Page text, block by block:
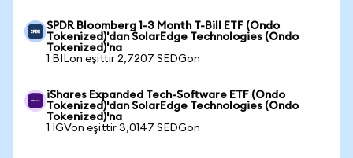
SPDR Bloomberg 1-3 Month T-Bill ETF (Ondo
Tokenized)'dan SolarEdge Technologies (Ondo
Tokenized)'na
1 BILon eşittir 2,7207 SEDGon
iShares Expanded Tech-Software ETF (Ondo
Tokenized)'dan SolarEdge Technologies (Ondo
Tokenized)'na
1 IGVon eşittir 3,0147 SEDGon